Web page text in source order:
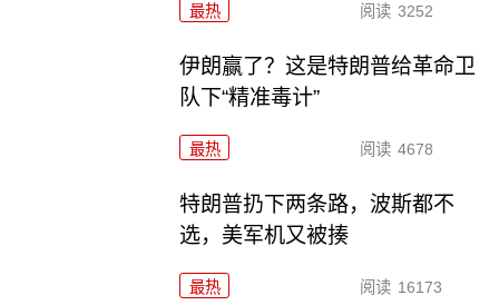
最热 阅读 3252
伊朗赢了？这是特朗普给革命卫
队下“精准毒计”
最热 阅读 4678
特朗普扔下两条路，波斯都不
选，美军机又被揍
最热 阅读 16173